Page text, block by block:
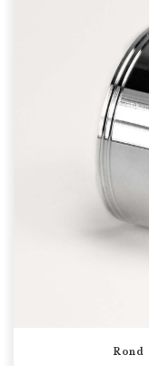
Rond